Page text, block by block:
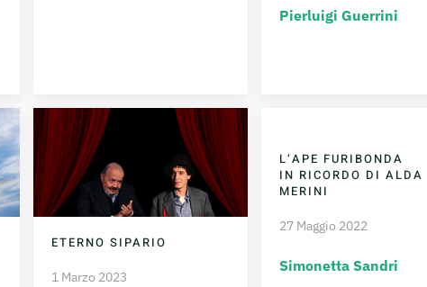
Pierluigi Guerrini
ETERNO SIPARIO
1 Marzo 2023
L’APE FURIBONDA
IN RICORDO DI ALDA
MERINI
27 Maggio 2022
Simonetta Sandri